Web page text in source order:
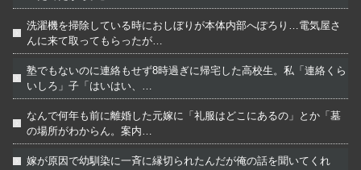
洗濯機を掃除している時におしぼりが本体内部へぽろり…電気屋さ
んに来て取ってもらったが…
塾でもないのに連絡もせず8時過ぎに帰宅した高校生。私「連絡くら
いしろ」子「はいはい、…
なんで何年も前に離婚した元嫁に「礼服はどこにあるの」とか「墓
の場所がわからん。案内…
嫁が原因で幼馴染に一斉に縁切られたんだが俺の話を聞いてくれ